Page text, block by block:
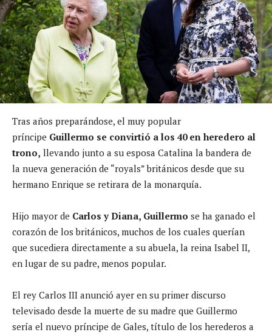
Tras años preparándose, el muy popular
príncipe Guillermo se convirtió a los 40 en heredero al
trono, llevando junto a su esposa Catalina la bandera de
la nueva generación de “royals” británicos desde que su
hermano Enrique se retirara de la monarquía.
Hijo mayor de Carlos y Diana, Guillermo se ha ganado el
corazón de los británicos, muchos de los cuales querían
que sucediera directamente a su abuela, la reina Isabel II,
en lugar de su padre, menos popular.
El rey Carlos III anunció ayer en su primer discurso
televisado desde la muerte de su madre que Guillermo
sería el nuevo príncipe de Gales, título de los herederos a